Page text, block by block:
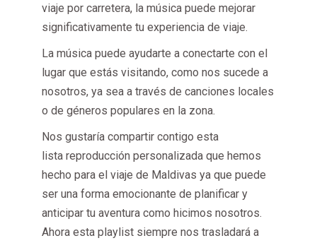
viaje por carretera, la música puede mejorar
significativamente tu experiencia de viaje.
La música puede ayudarte a conectarte con el
lugar que estás visitando, como nos sucede a
nosotros, ya sea a través de canciones locales
o de géneros populares en la zona.
Nos gustaría compartir contigo esta
lista reproducción personalizada que hemos
hecho para el viaje de Maldivas ya que puede
ser una forma emocionante de planificar y
anticipar tu aventura como hicimos nosotros.
Ahora esta playlist siempre nos trasladará a